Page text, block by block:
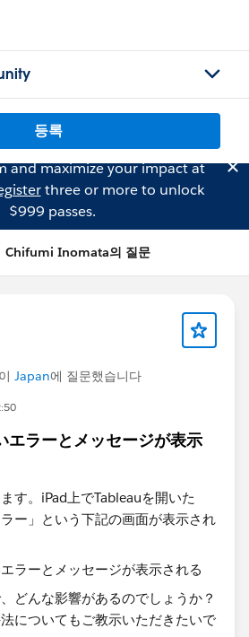
등록
and maximize your impact at
three or more to unlock
$999 passes.
Chifumi Inomata의 질문
Japan에 질문했습니다
エラーとメッセージが表示
す。iPad上でTableauを開いた
ー」という下記の画面が表示され
どんな影響があるのでしょうか？
についてもご教示いただきたいで